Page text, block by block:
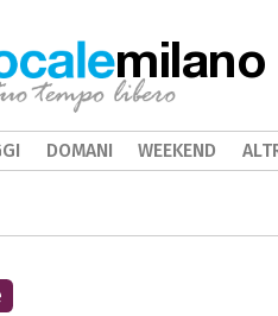
milano
DOMANI WEEKEND